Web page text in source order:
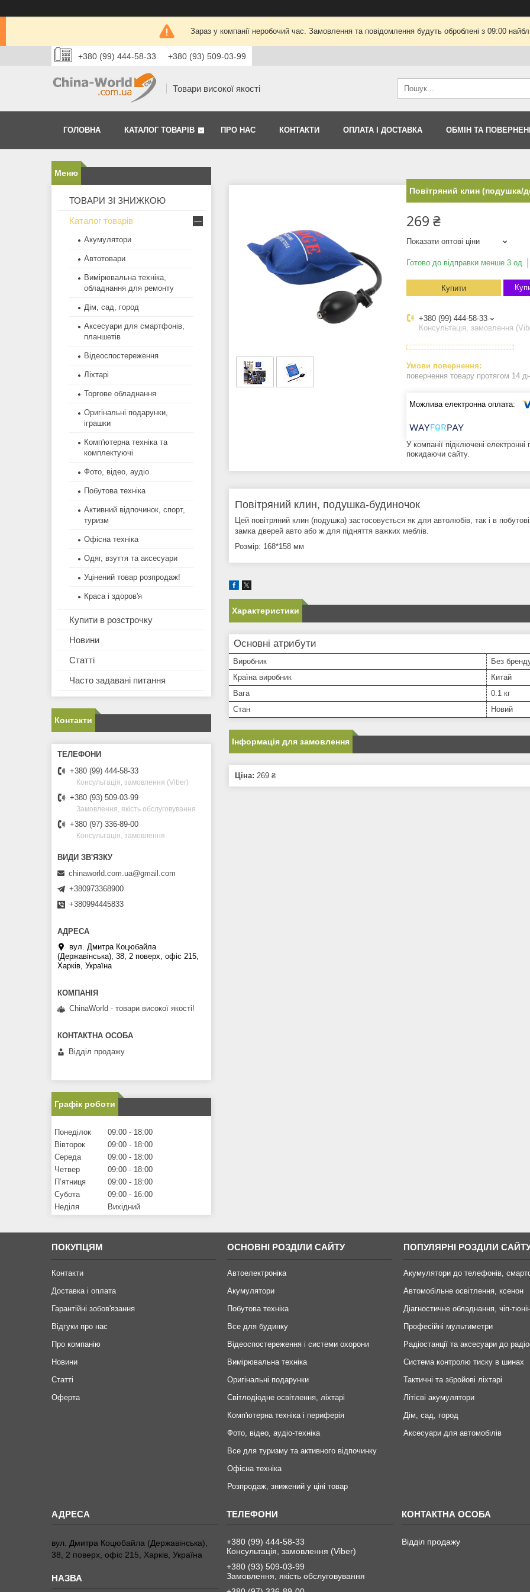
Зараз у компанії неробочий час. Замовлення та повідомлення будуть оброблені з 09:00
+380 (99) 444-58-33 +380 (93) 509-03-99
Товари високої якості
ГОЛОВНА КАТАЛОГ ТОВАРІВ ПРО НАС КОНТАКТИ ОПЛАТА І ДОСТАВКА ОБМІН ТА
Повітряний клин (подушка/
269 ₴
Показати оптові ціни
Готово до відправки менше 3 од.
Купити
+380 (99) 444-58-33
Консультація, замовлення
повернення товару протягом 14
У компанії підключені
покидаючи сайту.
Повітряний клин, подушка-будиночок
Цей повітряний клин (подушка) застосовується як для автолюбів, так і в
замка дверей авто або ж для підняття важких меблів.
Розмір: 168*158 мм
Характеристики
Основні атрибути
Виробник
Без
Країна виробник
Китай
Вага
0.1 кг
Стан
Новий
Інформація для замовлення
Ціна: 269 ₴
ТОВАРИ ЗІ ЗНИЖКОЮ
Каталог товарів
Акумулятори
Автотовари
Вимірювальна техніка,
обладнання для ремонту
Дім, сад, город
Аксесуари для смартфонів,
планшетів
Відеоспостереження
Ліхтарі
Торгове обладнання
Оригінальні подарунки,
іграшки
Комп'ютерна техніка та
комплектуючі
Фото, відео, аудіо
Побутова техніка
Активний відпочинок, спорт,
туризм
Офісна техніка
Одяг, взуття та аксесуари
Уцінений товар розпродаж!
Краса і здоров'я
Купити в розстрочку
Новини
Статті
Часто задавані питання
Контакти
+380 (99) 444-58-33
Консультація, замовлення (Viber)
+380 (93) 509-03-99
Замовлення, якість обслуговування
+380 (97) 336-89-00
Консультація, замовлення
chinaworld.com.ua@gmail.com
+380973368900
+380994445833
вул. Дмитра Коцюбайла
(Державінська), 38, 2 поверх, офіс 215,
Харків, Україна
ChinaWorld - товари високої якості!
Відділ продажу
Графік роботи
Понеділок 09:00
18:00
Вівторок
09:00
18:00
Середа
09:00
18:00
Четвер
09:00
18:00
Пʼятниця
09:00
18:00
Субота
09:00
16:00
Неділя
Вихідний
ПОКУПЦЯМ
Контакти
Доставка і оплата
Гарантійні зобов'язання
Відгуки про нас
Про компанію
Новини
Статті
Оферта
ОСНОВНІ РОЗДІЛИ САЙТУ
Автоелектроніка
Акумулятори
Побутова техніка
Все для будинку
Відеоспостереження і системи охорони
Вимірювальна техніка
Оригінальні подарунки
Світлодіодне освітлення, ліхтарі
Комп'ютерна техніка і периферія
Фото, відео, аудіо-техніка
Все для туризму та активного відпочинку
Офісна техніка
Розпродаж, знижений у ціні товар
ПОПУЛЯРНІ РОЗДІЛИ
Акумулятори до телефонів,
Автомобільне освітлення, ксенон
Діагностичне обладнання, чіп-
Професійні мультиметри
Радіостанції та аксесуари до
Система контролю тиску в шинах
Тактичні та збройові ліхтарі
Літієві акумулятори
Дім, сад, город
Аксесуари для автомобілів
вул. Дмитра Коцюбайла (Державінська),
38, 2 поверх, офіс 215, Харків, Україна
+380 (99) 444-58-33
Консультація, замовлення (Viber)
+380 (93) 509-03-99
Замовлення, якість обслуговування
Відділ продажу